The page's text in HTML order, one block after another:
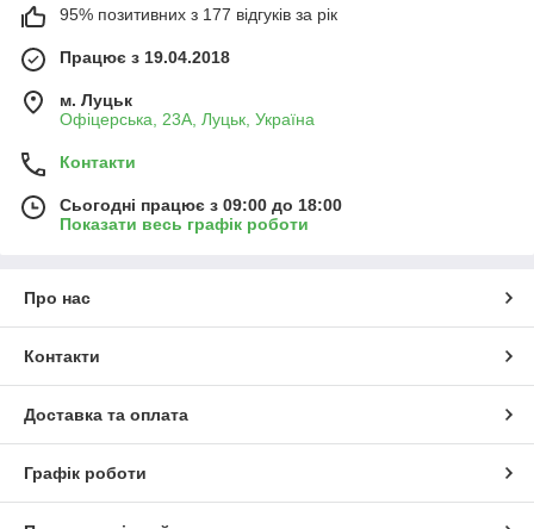
95% позитивних з 177 відгуків за рік
Працює з 19.04.2018
м. Луцьк
Офіцерська, 23А, Луцьк, Україна
Контакти
Сьогодні працює з 09:00 до 18:00
Показати весь графік роботи
Про нас
Контакти
Доставка та оплата
Графік роботи